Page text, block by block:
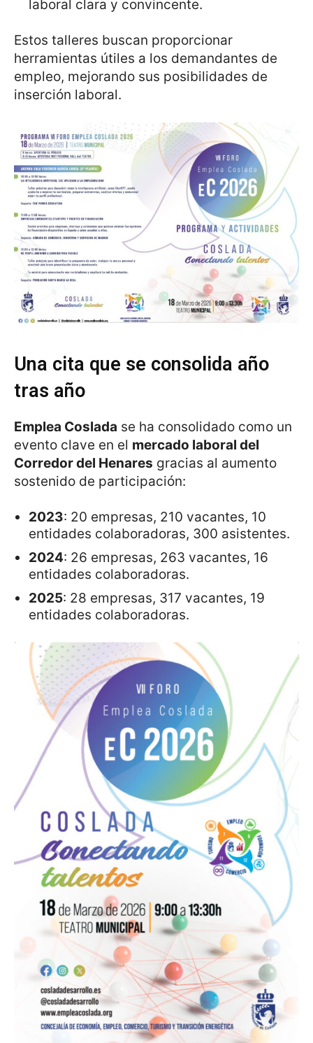
laboral clara y convincente.
Estos talleres buscan proporcionar
herramientas útiles a los demandantes de
empleo, mejorando sus posibilidades de
inserción laboral.
Una cita que se consolida año
tras año
Emplea Coslada se ha consolidado como un
evento clave en el mercado laboral del
Corredor del Henares gracias al aumento
sostenido de participación:
2023: 20 empresas, 210 vacantes, 10
entidades colaboradoras, 300 asistentes.
2024: 26 empresas, 263 vacantes, 16
entidades colaboradoras.
2025: 28 empresas, 317 vacantes, 19
entidades colaboradoras.